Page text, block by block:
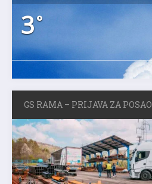
3°
GS RAMA – PRIJAVA ZA POSAO